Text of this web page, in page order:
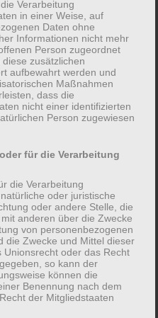
Kennenlernens,
wir ob eine
wäre. Da ich
übernehmen
die Kosten
Störung mit
fallen für Sie
Auch private
und
in der Regel
Im Falle
vorab über die
Verarbeitung
in einer Weise, auf
Daten ohne
Informationen nicht mehr
Person zugeordnet
zusätzlichen
aufbewahrt werden und
Maßnahmen
dass die
nicht einer identifizierten
Person zugewiesen
für die Verarbeitung
die Verarbeitung
oder juristische
oder andere Stelle, die
anderen über die Zwecke
von personenbezogenen
die Zwecke und Mittel dieser
Unionsrecht oder das Recht
so kann der
können die
Benennung nach dem
der Mitgliedstaaten